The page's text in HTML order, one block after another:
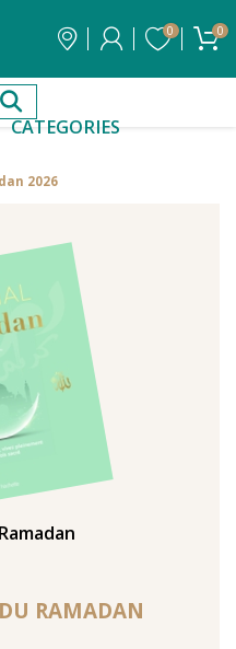
0 0
CATEGORIES
2026
RAMADAN